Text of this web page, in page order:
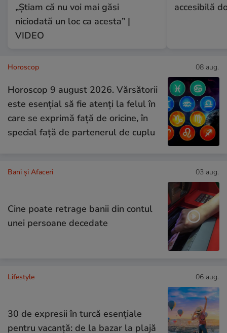
„Știam că nu voi mai găsi
niciodată un loc ca acesta” |
VIDEO
accesibilă
Horoscop 08 aug.
Horoscop 9 august 2026. Vărsătorii
este esențial să fie atenți la felul în
care se exprimă față de oricine, în
special față de partenerul de cuplu
Bani și Afaceri 03 aug.
Cine poate retrage banii din contul
unei persoane decedate
Lifestyle 06 aug.
30 de expresii în turcă esențiale
pentru vacanță: de la bazar la plajă